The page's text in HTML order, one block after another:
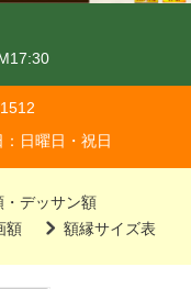
日曜日・祝日
デッサン額
額
額縁サイズ表